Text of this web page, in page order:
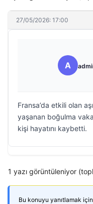
27/05/2026: 17:00
A
Fransa’da etkili olan
yaşanan boğulma
kişi hayatını kaybetti.
1 yazı görüntüleniyor
Bu konuyu yanıtlamak için